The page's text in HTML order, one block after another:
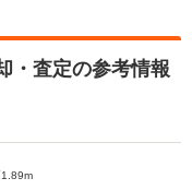
・査定の参考情報